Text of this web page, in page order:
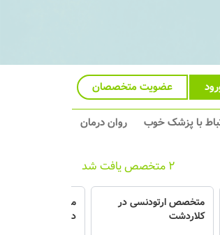
عضویت متخصصان
با پزشک خوب روان درمان
2 متخصص یافت شد
متخصص ارتودنسی در
کلاردشت
متخصص پروتزهای
در کلاردشت